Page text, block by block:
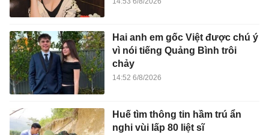
Hai anh em gốc Việt được chú ý
vì nói tiếng Quảng Bình trôi
chảy
14:52 6/8/2026
Huế tìm thông tin hầm trú ẩn
nghi vùi lấp 80 liệt sĩ